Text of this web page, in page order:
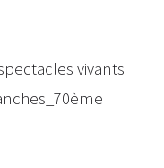
vivants